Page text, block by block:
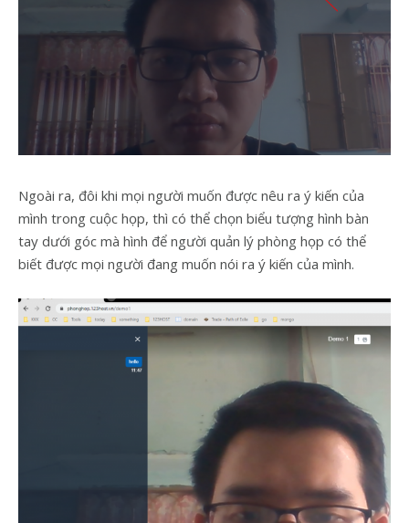
Ngoài ra, đôi khi mọi người muốn được nêu ra ý kiến của
mình trong cuộc họp, thì có thể chọn biểu tượng hình bàn
tay dưới góc mà hình để người quản lý phòng họp có thể
biết được mọi người đang muốn nói ra ý kiến của mình.